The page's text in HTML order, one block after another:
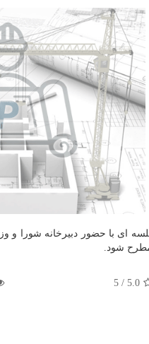
ای با حضور دبیرخانه شورا و
شود.
5.0
/
5